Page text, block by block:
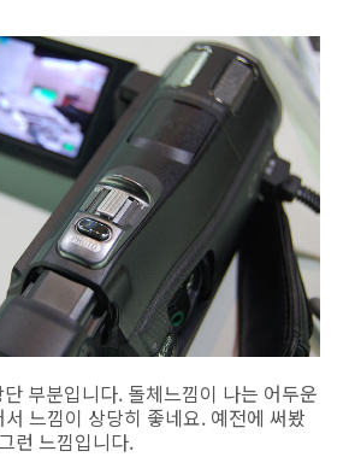
부분입니다. 돌체느낌이 나는 어두운
느낌이 상당히 좋네요. 예전에 써봤
런 느낌입니다.